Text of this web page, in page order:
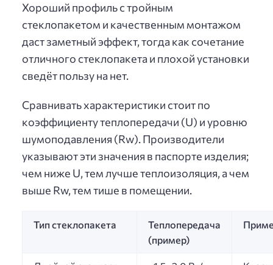
Хороший профиль с тройным
стеклопакетом и качественным монтажом
даст заметный эффект, тогда как сочетание
отличного стеклопакета и плохой установки
сведёт пользу на нет.
Сравнивать характеристики стоит по
коэффициенту теплопередачи (U) и уровню
шумоподавления (Rw). Производители
указывают эти значения в паспорте изделия;
чем ниже U, тем лучше теплоизоляция, а чем
выше Rw, тем тише в помещении.
Тип стеклопакета
Теплопередача
(пример)